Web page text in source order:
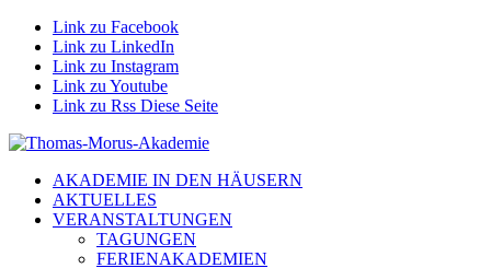
Link zu Facebook
Link zu LinkedIn
Link zu Instagram
Link zu Youtube
Link zu Rss Diese Seite
AKADEMIE IN DEN HÄUSERN
AKTUELLES
VERANSTALTUNGEN
TAGUNGEN
FERIENAKADEMIEN